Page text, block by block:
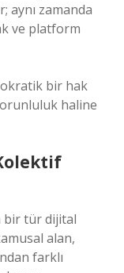
aynı zamanda
ve platform
bir hak
haline
bir tür dijital
alan,
farklı